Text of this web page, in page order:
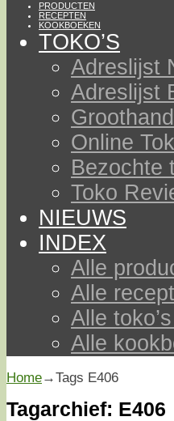
PRODUCTEN
RECEPTEN
KOOKBOEKEN
TOKO’S
Adreslijst
Adreslijst
Online
Bezochte
Toko
NIEUWS
INDEX
Alle
Alle
Alle
Alle
Home→Tags E406
Tagarchief: E406